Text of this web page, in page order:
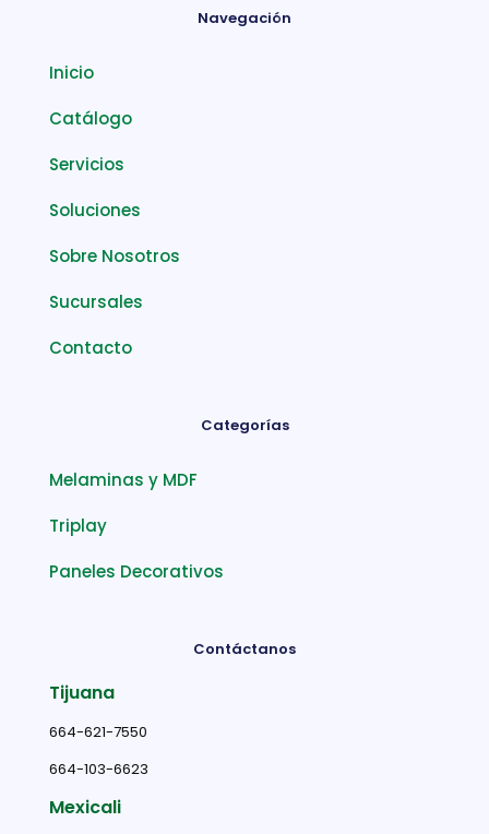
Navegación
Inicio
Catálogo
Servicios
Soluciones
Sobre Nosotros
Sucursales
Contacto
Categorías
Melaminas y MDF
Triplay
Paneles Decorativos
Contáctanos
Tijuana
664-621-7550
664-103-6623
Mexicali